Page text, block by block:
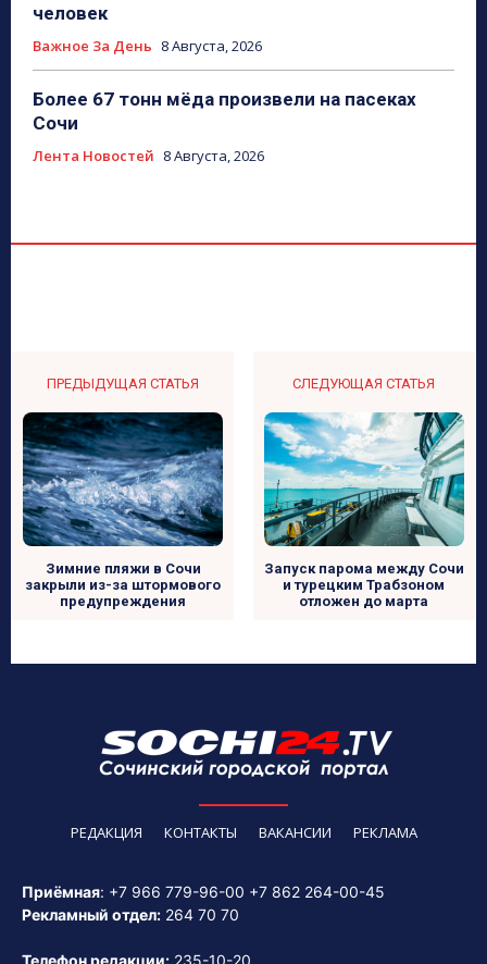
человек
Важное За День 8 Августа, 2026
Более 67 тонн мёда произвели на пасеках
Сочи
Лента Новостей 8 Августа, 2026
ПРЕДЫДУЩАЯ СТАТЬЯ
Зимние пляжи в Сочи
закрыли из-за штормового
предупреждения
СЛЕДУЮЩАЯ СТАТЬЯ
Запуск парома между Сочи
и турецким Трабзоном
отложен до марта
РЕДАКЦИЯ КОНТАКТЫ ВАКАНСИИ РЕКЛАМА
Приёмная: +7 966 779-96-00 +7 862 264-00-45
Рекламный отдел: 264 70 70
Телефон редакции: 235-10-20